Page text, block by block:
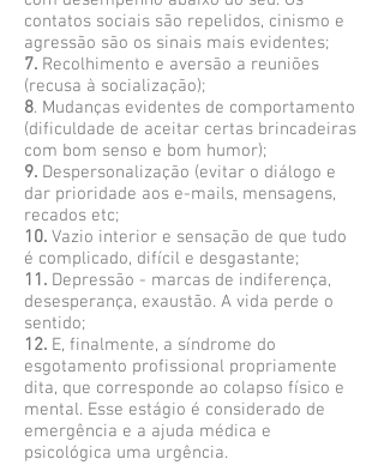
contatos sociais são repelidos, cinismo e
agressão são os sinais mais evidentes;
7. Recolhimento e aversão a reuniões
(recusa à socialização);
8. Mudanças evidentes de comportamento
(dificuldade de aceitar certas brincadeiras
com bom senso e bom humor);
9. Despersonalização (evitar o diálogo e
dar prioridade aos e-mails, mensagens,
recados etc;
10. Vazio interior e sensação de que tudo
é complicado, difícil e desgastante;
11. Depressão - marcas de indiferença,
desesperança, exaustão. A vida perde o
sentido;
12. E, finalmente, a síndrome do
esgotamento profissional propriamente
dita, que corresponde ao colapso físico e
mental. Esse estágio é considerado de
emergência e a ajuda médica e
psicológica uma urgência.